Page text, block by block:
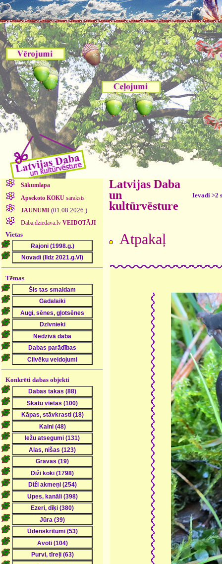
Sākumlapa
Apsekoto KOKUsaraksts
JAUNUMI (01.08.2026.)
Daba.dziedava.lv VEIDOTĀJI
Vietas
Tēmas
Konkrēti dabas objekti
Latvijas Daba
un
kultūrvēsture
Ievadi >2
Atpakaļ